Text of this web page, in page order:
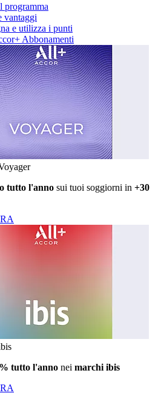
programma
vantaggi
e utilizza i punti
Abbonamenti
tutto l'anno sui tuoi soggiorni in +30
tutto l'anno nei marchi ibis